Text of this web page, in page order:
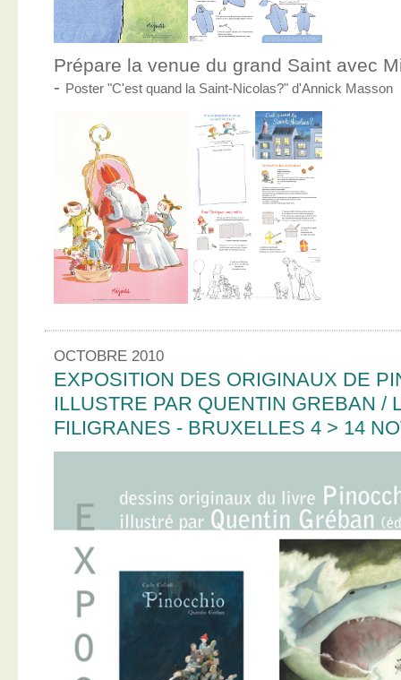
Prépare la venue du grand Saint avec
- Poster "C'est quand la Saint-Nicolas?" d'Annick Masson
OCTOBRE 2010
EXPOSITION DES ORIGINAUX DE
ILLUSTRE PAR QUENTIN GREBAN /
FILIGRANES - BRUXELLES 4 > 14